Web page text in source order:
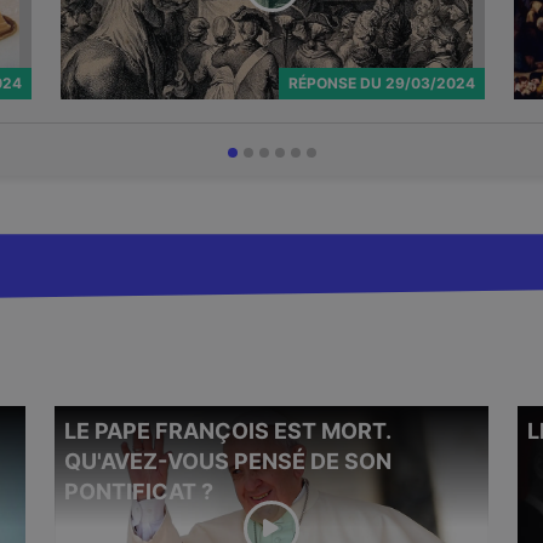
RÉPONSE DU 29/03/2024
Le 9 juillet 2025, le ministre chargé de
l’Enseignement supérieur Philippe Baptiste a
déclaré que l’islamo-gauchisme
en tant que tel à l’Université, réaffirmant
LE PAPE FRANÇOIS EST MORT.
QU'AVEZ-VOUS PENSÉ DE SON
PONTIFICAT ?